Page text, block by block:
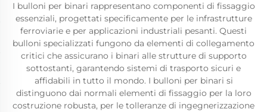
I bulloni per binari rappresentano componenti di fissaggio
essenziali, progettati specificamente per le infrastrutture
ferroviarie e per applicazioni industriali pesanti. Questi
bulloni specializzati fungono da elementi di collegamento
critici che assicurano i binari alle strutture di supporto
sottostanti, garantendo sistemi di trasporto sicuri e
affidabili in tutto il mondo. I bulloni per binari si
distinguono dai normali elementi di fissaggio per la loro
costruzione robusta, per le tolleranze di ingegnerizzazione